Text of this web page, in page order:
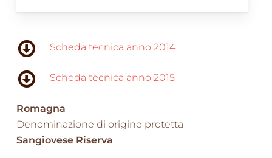
Scheda tecnica anno 2014
Scheda tecnica anno 2015
Romagna
Denominazione di origine protetta
Sangiovese Riserva